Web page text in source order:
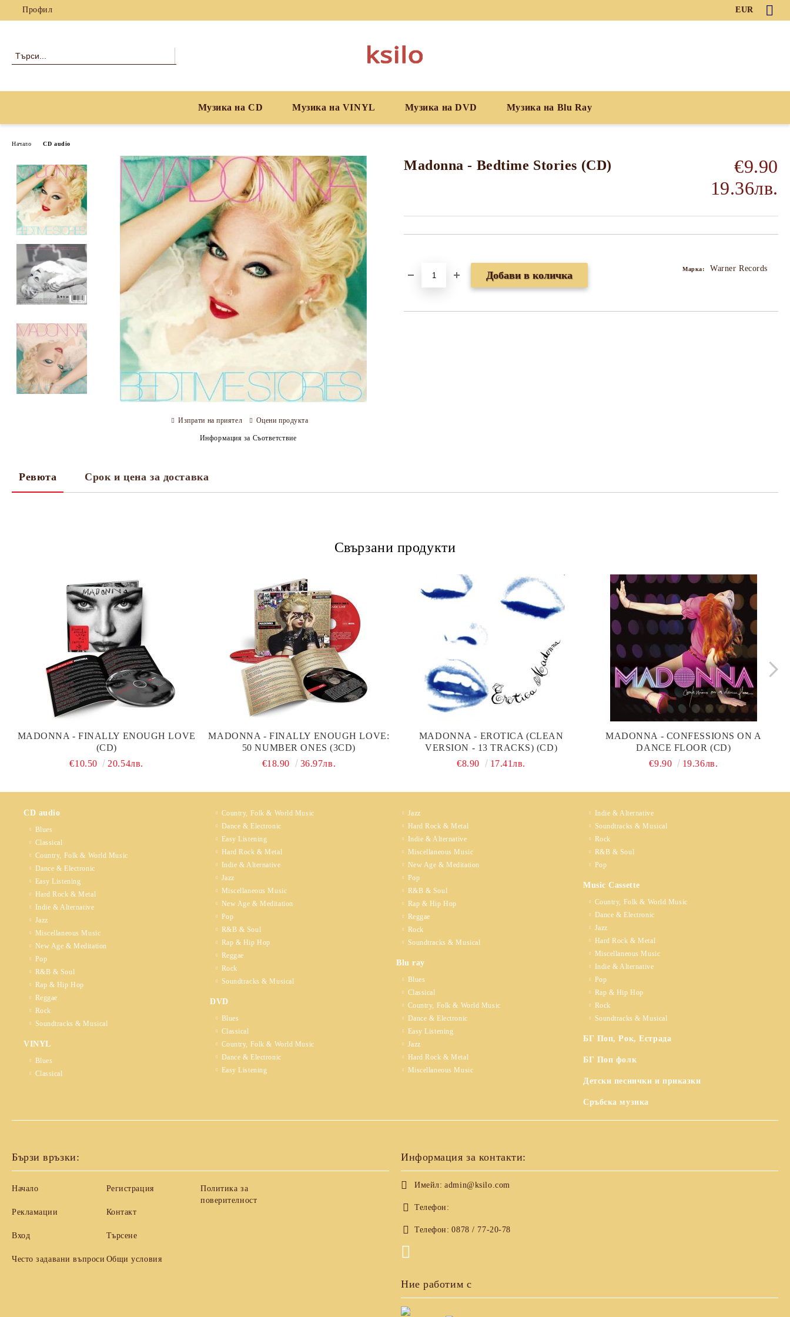
Профил EUR
Музика на CD Музика на VINYL Музика на DVD Музика на Blu Ray
Начало CD audio
Madonna - Bedtime Stories (CD)
€9.90
19.36лв.
Марка: Warner Records
Изпрати на приятел Оцени продукта
Информация за Съответствие
Ревюта Срок и цена за доставка
Свързани продукти
MADONNA - FINALLY ENOUGH LOVE
(CD)
€10.50
20.54лв.
MADONNA - FINALLY ENOUGH LOVE:
50 NUMBER ONES (3CD)
€18.90
36.97лв.
MADONNA - EROTICA (CLEAN
VERSION - 13 TRACKS) (CD)
€8.90
17.41лв.
MADONNA - CONFESSIONS ON A
DANCE FLOOR (CD)
€9.90
19.36лв.
CD audio
Blues
Classical
Country, Folk & World Music
Dance & Electronic
Easy Listening
Hard Rock & Metal
Indie & Alternative
Jazz
Miscellaneous Music
New Age & Meditation
Pop
R&B & Soul
Rap & Hip Hop
Reggae
Rock
Soundtracks & Musical
VINYL
Blues
Classical
Country, Folk & World Music
Dance & Electronic
Easy Listening
Hard Rock & Metal
Indie & Alternative
Jazz
Miscellaneous Music
New Age & Meditation
Pop
R&B & Soul
Rap & Hip Hop
Reggae
Rock
Soundtracks & Musical
DVD
Blues
Classical
Country, Folk & World Music
Dance & Electronic
Easy Listening
Jazz
Hard Rock & Metal
Indie & Alternative
Miscellaneous Music
New Age & Meditation
Pop
R&B & Soul
Rap & Hip Hop
Reggae
Rock
Soundtracks & Musical
Blu ray
Blues
Classical
Country, Folk & World Music
Dance & Electronic
Easy Listening
Jazz
Hard Rock & Metal
Miscellaneous Music
Indie & Alternative
Soundtracks & Musical
Rock
R&B & Soul
Pop
Music Cassette
Country, Folk & World Music
Dance & Electronic
Jazz
Hard Rock & Metal
Miscellaneous Music
Indie & Alternative
Pop
Rap & Hip Hop
Rock
Soundtracks & Musical
БГ Поп, Рок, Естрада
БГ Поп фолк
Детски песнички и приказки
Сръбска музика
Бързи връзки:
Начало
Рекламации
Вход
Често задавани въпроси
Регистрация
Контакт
Търсене
Общи условия
Политика за
поверителност
Информация за контакти:
Имейл: admin@ksilo.com
Телефон:
Телефон: 0878 / 77-20-78
Ние работим с